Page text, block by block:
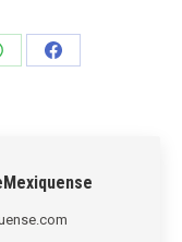
Share